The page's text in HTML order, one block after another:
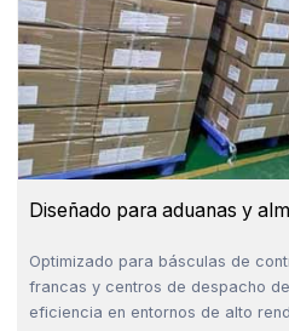
Diseñado para aduanas y
Optimizado para básculas de
francas y centros de despacho
eficiencia en entornos de alto